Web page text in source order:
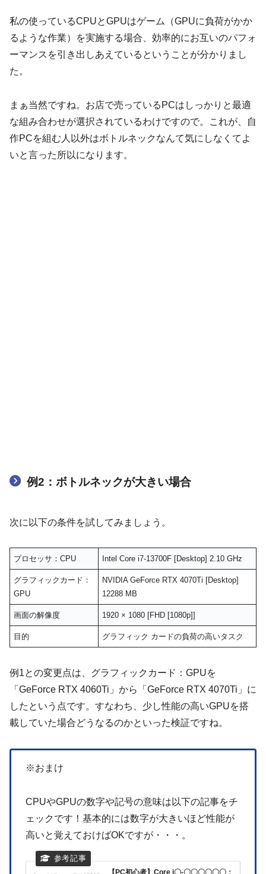
私の使っているCPUとGPUはゲーム（GPUに負荷がかか
るような作業）を実施する場合、効率的にお互いのパフォ
ーマンスを引き出しあえているということが分かりまし
た。
まぁ当然ですね。お店で売っているPCはしっかりと最適
な組み合わせが選択されているわけですので。これが、自
作PCを組む人以外はボトルネックなんて気にしなくてよ
いと言った所以になります。
例2：ボトルネックが大きい場合
次に以下の条件を試してみましょう。
プロセッサ：CPU Intel Core i7-13700F [Desktop] 2.10 GHz
グラフィックカード：
GPU
NVIDIA GeForce RTX 4070Ti [Desktop]
12288 MB
画面の解像度 1920 × 1080 [FHD [1080p]]
目的 グラフィック カードの負荷の高いタスク
例1との変更点は、グラフィックカード：GPUを
「GeForce RTX 4060Ti」から「GeForce RTX 4070Ti」に
したという点です。すなわち、少し性能の高いGPUを搭
載していた場合どうなるのかといった検証ですね。
※おまけ
CPUやGPUの数字や記号の意味は以下の記事をチ
ェックです！基本的には数字が大きいほど性能が
高いと覚えておけばOKですが・・・。
【PC初心者】Core i〇-〇〇〇〇〇〇：